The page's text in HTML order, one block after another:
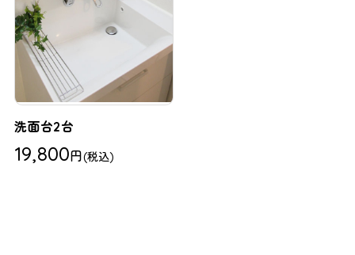
洗面台2台
19,800円(税込)